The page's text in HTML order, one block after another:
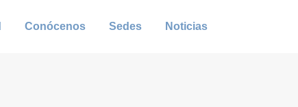
Conócenos Sedes Noticias